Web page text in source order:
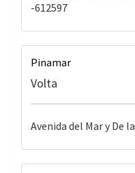
-612597
Pinamar
Volta
Avenida del Mar y De